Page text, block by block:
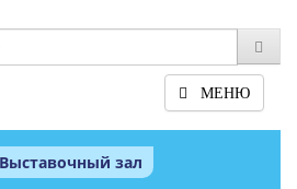
МЕНЮ
Выставочный зал